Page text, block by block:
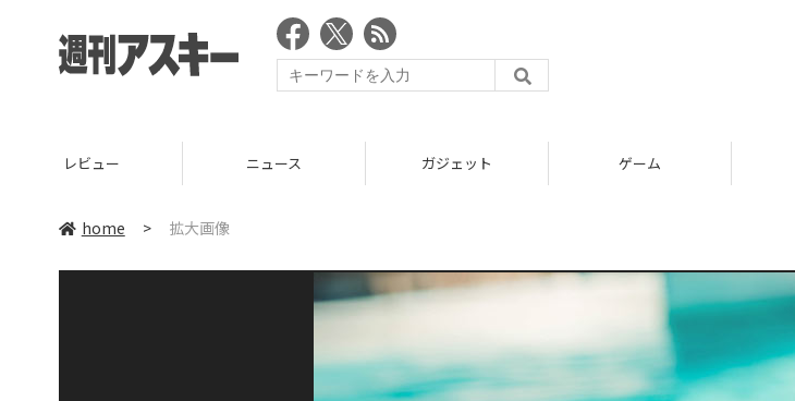
レビュー ニュース ガジェット ゲーム
home > 拡大画像